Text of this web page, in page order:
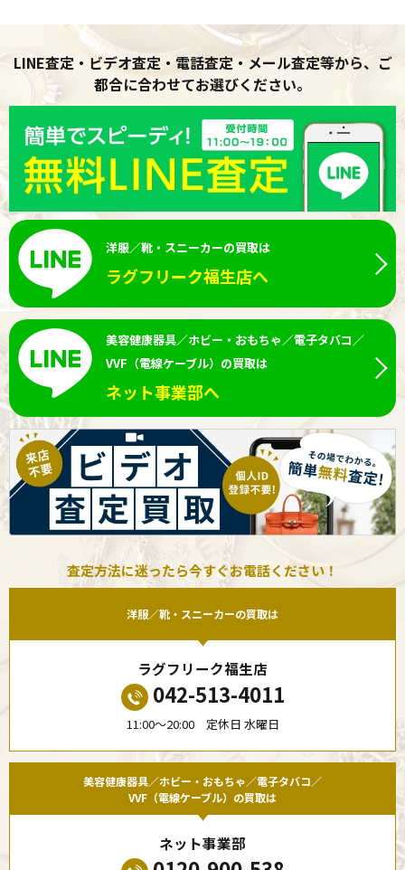
LINE査定・ビデオ査定・電話査定・メール査定等から、ご
都合に合わせてお選びください。
洋服／靴・スニーカーの買取は
ラグフリーク福生店へ
美容健康器具／ホビー・おもちゃ／電子タバコ／
VVF（電線ケーブル）の買取は
ネット事業部へ
査定方法に迷ったら今すぐお電話ください！
洋服／靴・スニーカーの買取は
ラグフリーク福生店
042-513-4011
11:00〜20:00 定休日 水曜日
美容健康器具／ホビー・おもちゃ／電子タバコ／
VVF（電線ケーブル）の買取は
ネット事業部